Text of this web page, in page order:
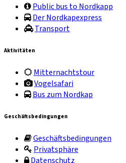
Public bus to Nordkapp
Der Nordkapexpress
Transport
Aktivitäten
Mitternachtstour
Vogelsafari
Bus zum Nordkap
Geschäftsbedingungen
Geschäftsbedingungen
Privatsphäre
Datenschutz